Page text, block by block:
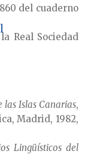
del cuaderno
Real Sociedad
Islas Canarias,
Madrid, 1982,
Lingüísticos del